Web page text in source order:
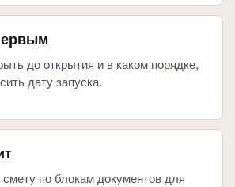
до открытия и в каком порядке,
дату запуска.
по блокам документов для